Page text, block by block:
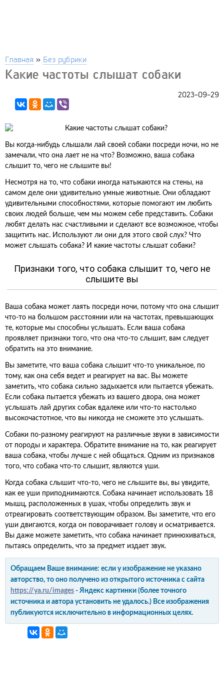
Главная » Без рубрики
Какие частоты слышат собаки
2023-09-29
Вы когда-нибудь слышали лай своей собаки посреди ночи, но не
замечали, что она лает не на что? Возможно, ваша собака
слышит то, чего не слышите вы!
Несмотря на то, что собаки иногда натыкаются на стены, на
самом деле они удивительно умные животные. Они обладают
удивительными способностями, которые помогают им любить
своих людей больше, чем мы можем себе представить. Собаки
любят делать нас счастливыми и сделают все возможное, чтобы
защитить нас. Используют ли они для этого свой слух? Что
может слышать собака? И какие частоты слышат собаки?
Признаки того, что собака слышит то, чего не
слышите вы
Ваша собака может лаять посреди ночи, потому что она слышит
что-то на большом расстоянии или на частотах, превышающих
те, которые мы способны услышать. Если ваша собака
проявляет признаки того, что она что-то слышит, вам следует
обратить на это внимание.
Вы заметите, что ваша собака слышит что-то уникальное, по
тому, как она себя ведет и реагирует на вас. Вы можете
заметить, что собака сильно задыхается или пытается убежать.
Если собака пытается убежать из вашего двора, она может
услышать лай других собак вдалеке или что-то настолько
высокочастотное, что вы никогда не сможете это услышать.
Собаки по-разному реагируют на различные звуки в зависимости
от породы и характера. Обратите внимание на то, как реагирует
ваша собака, чтобы лучше с ней общаться. Одним из признаков
того, что собака что-то слышит, являются уши.
Когда собака слышит что-то, чего не слышите вы, вы увидите,
как ее уши приподнимаются. Собака начинает использовать 18
мышц, расположенных в ушах, чтобы определить звук и
отреагировать соответствующим образом. Вы заметите, что его
уши двигаются, когда он поворачивает голову и осматривается.
Вы даже можете заметить, что собака начинает принюхиваться,
пытаясь определить, что за предмет издает звук.
Обращаем Ваше внимание: если у изображение не указано
авторство, то оно получено из открытого источника с сайта
https://ya.ru/images - Яндекс картинки (более точного
источника и автора установить не удалось.) Все изображения
публикуются исключительно в информационных целях.